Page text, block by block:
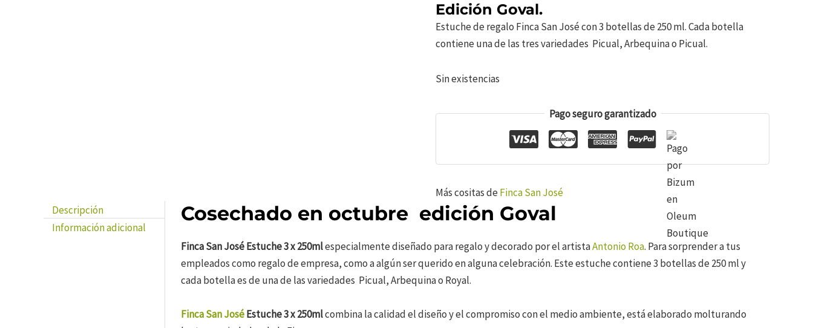
Edición Goval.
Estuche de regalo Finca San José con 3 botellas de 250 ml. Cada botella
contiene una de las tres variedades Picual, Arbequina o Picual.
Sin existencias
Pago seguro garantizado
Más cositas deFinca San José
Descripción
Información adicional
Cosechado en octubre edición Goval
Finca San José Estuche 3 x 250mlespecialmente diseñado para regalo y decorado por el artistaAntonio Roa. Para sorprender a tus
empleados como regalo de empresa, como a algún ser querido en alguna celebración. Este estuche contiene 3 botellas de 250 ml y
cada botella es de una de las variedades Picual, Arbequina o Royal.
Finca San JoséEstuche 3 x 250mlcombina la calidad el diseño y el compromiso con el medio ambiente, está elaborado molturando